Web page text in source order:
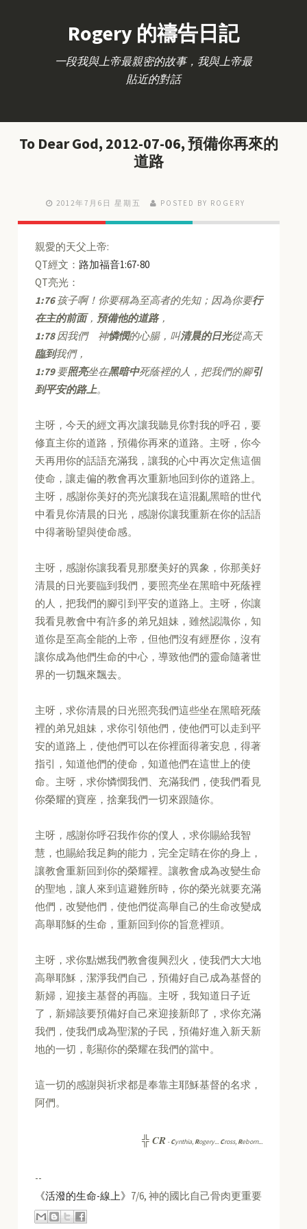
Rogery 的禱告日記
一段我與上帝最親密的故事，我與上帝最
貼近的對話
To Dear God, 2012-07-06, 預備你再來的
道路
2012年7月6日 星期五 POSTED BY ROGERY
親愛的天父上帝:
QT經文： 路加福音1:67-80
QT亮光：
1:76孩子啊！你要稱為至高者的先知；因為你要行
在主的前面， 預備他的道路，
1:78因我們 神憐憫的心腸，叫清晨的日光從高天
臨到我們，
1:79要照亮坐在黑暗中死蔭裡的人，把我們的腳引
到平安的路上。
主呀，今天的經文再次讓我聽見你對我的呼召，要
修直主你的道路，預備你再來的道路。主呀，你今
天再用你的話語充滿我，讓我的心中再次定焦這個
使命，讓走偏的教會再次重新地回到你的道路上。
主呀，感謝你美好的亮光讓我在這混亂黑暗的世代
中看見你清晨的日光，感謝你讓我重新在你的話語
中得著盼望與使命感。
主呀，感謝你讓我看見那麼美好的異象，你那美好
清晨的日光要臨到我們，要照亮坐在黑暗中死蔭裡
的人，把我們的腳引到平安的道路上。主呀，你讓
我看見教會中有許多的弟兄姐妹，雖然認識你，知
道你是至高全能的上帝，但他們沒有經歷你，沒有
讓你成為他們生命的中心，導致他們的靈命隨著世
界的一切飄來飄去。
主呀，求你清晨的日光照亮我們這些坐在黑暗死蔭
裡的弟兄姐妹，求你引領他們，使他們可以走到平
安的道路上，使他們可以在你裡面得著安息，得著
指引，知道他們的使命，知道他們在這世上的使
命。主呀，求你憐憫我們、充滿我們，使我們看見
你榮耀的寶座，捨棄我們一切來跟隨你。
主呀，感謝你呼召我作你的僕人，求你賜給我智
慧，也賜給我足夠的能力，完全定睛在你的身上，
讓教會重新回到你的榮耀裡。讓教會成為改變生命
的聖地，讓人來到這避難所時，你的榮光就要充滿
他們，改變他們，使他們從高舉自己的生命改變成
高舉耶穌的生命，重新回到你的旨意裡頭。
主呀，求你點燃我們教會復興烈火，使我們大大地
高舉耶穌，潔淨我們自己，預備好自己成為基督的
新婦，迎接主基督的再臨。主呀，我知道日子近
了，新婦該要預備好自己來迎接新郎了，求你充滿
我們，使我們成為聖潔的子民，預備好進入新天新
地的一切，彰顯你的榮耀在我們的當中。
這一切的感謝與祈求都是奉靠主耶穌基督的名求，
阿們。
╬CR -Cynthia, Rogery... Cross, Reborn...
--
《活潑的生命-線上》 7/6, 神的國比自己骨肉更重要